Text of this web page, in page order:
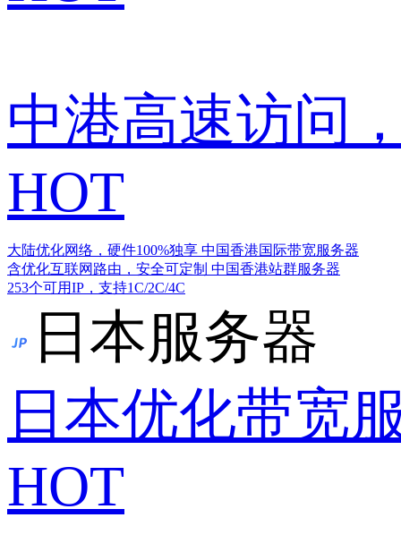
中港高速访问
HOT
大陆优化网络，硬件100%独享 中国香港国际带宽服务器
含优化互联网路由，安全可定制 中国香港站群服务器
253个可用IP，支持1C/2C/4C
日本服务器
日本优化带宽
HOT